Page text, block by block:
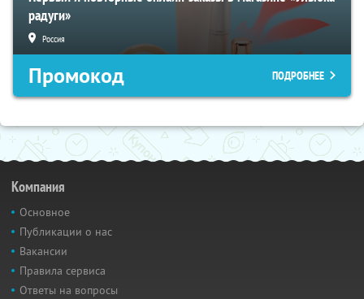
радуги»
Россия
Промокод ПОДРОБНЕЕ
Компания
Основное
Публикации о нас
Вакансии
Правила сервиса
Ответы на вопросы